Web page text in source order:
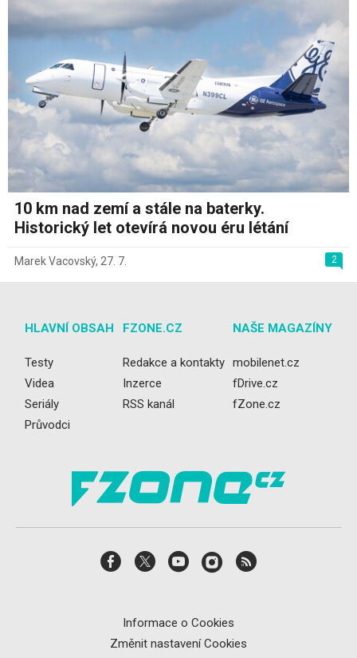
10 km nad zemí a stále na baterky.
Historický let otevírá novou éru létání
2
Marek Vacovský, 27. 7.
HLAVNÍ OBSAH
Testy
Videa
Seriály
Průvodci
FZONE.CZ
Redakce a kontakty
Inzerce
RSS kanál
NAŠE MAGAZÍNY
mobilenet.cz
fDrive.cz
fZone.cz
Informace o Cookies
Změnit nastavení Cookies